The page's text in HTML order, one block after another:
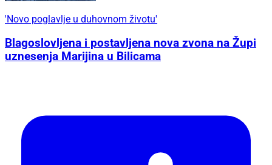
'Novo poglavlje u duhovnom životu'
Blagoslovljena i postavljena nova zvona na Župi
uznesenja Marijina u Bilicama